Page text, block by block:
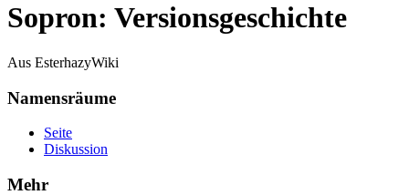
Sopron: Versionsgeschichte
Aus EsterhazyWiki
Namensräume
Seite
Diskussion
Mehr